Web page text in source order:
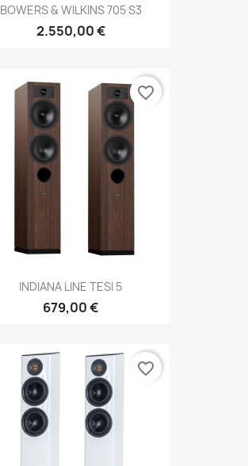
BOWERS & WILKINS 705 S3
2.550,00 €
INDIANA LINE TESI 5
679,00 €
favorite_border
favorite_border